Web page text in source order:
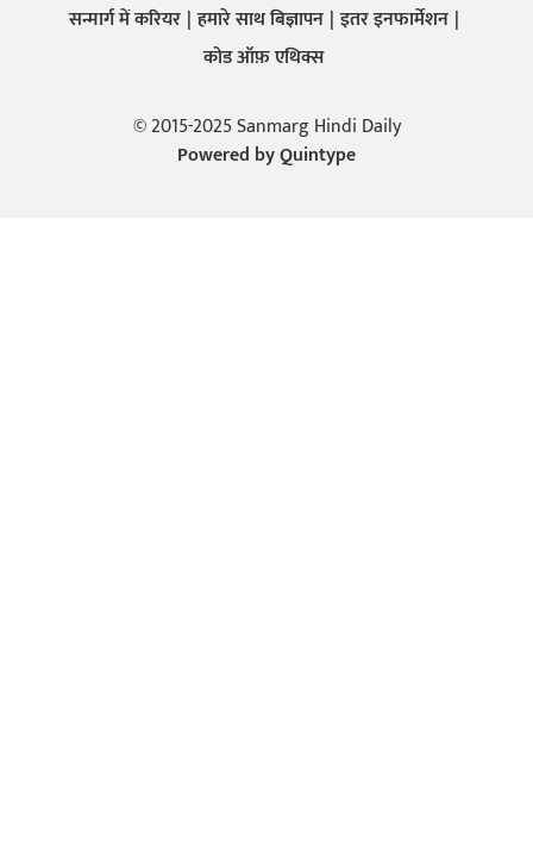
सन्मार्ग में करियर हमारे साथ बिज्ञापन इतर इनफार्मेशन
कोड ऑफ़ एथिक्स
© 2015-2025 Sanmarg Hindi Daily
Powered byQuintype